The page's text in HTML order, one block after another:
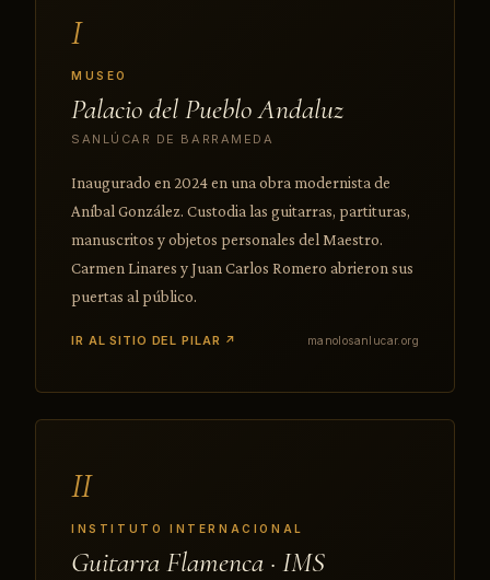
I
MUSEO
Palacio del Pueblo Andaluz
SANLÚCAR DE BARRAMEDA
Inaugurado en 2024 en una obra modernista de
Aníbal González. Custodia las guitarras, partituras,
manuscritos y objetos personales del Maestro.
Carmen Linares y Juan Carlos Romero abrieron sus
puertas al público.
IR AL SITIO DEL PILAR ↗ manolosanlucar.org
II
INSTITUTO INTERNACIONAL
Guitarra Flamenca · IMS